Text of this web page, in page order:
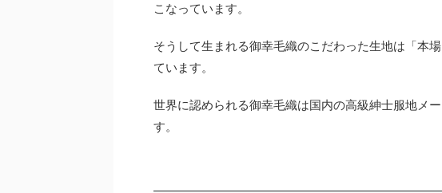
こなっています。
そうして生まれる御幸毛織のこだわった生地は「本
ています。
世界に認められる御幸毛織は国内の高級紳士服地メ
す。